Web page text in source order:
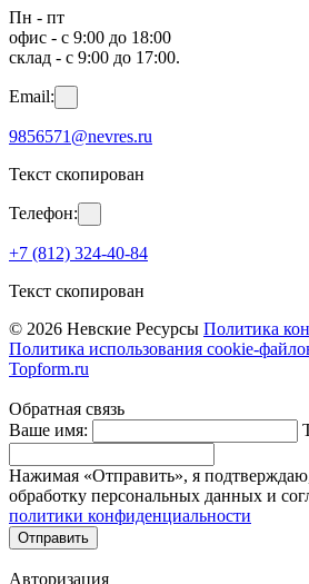
Пн - пт
офис - с 9:00 до 18:00
склад - с 9:00 до 17:00.
Email:
9856571@nevres.ru
Текст скопирован
Телефон:
+7 (812) 324-40-84
Текст скопирован
© 2026 Невские Ресурсы Политика
Политика использования cookie-
Topform.ru
Обратная связь
Ваше имя:
Нажимая «Отправить», я
обработку персональных данных и
политики конфиденциальности
Отправить
Авторизация